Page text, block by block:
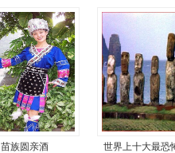
苗族圆亲酒 世界上十大最恐